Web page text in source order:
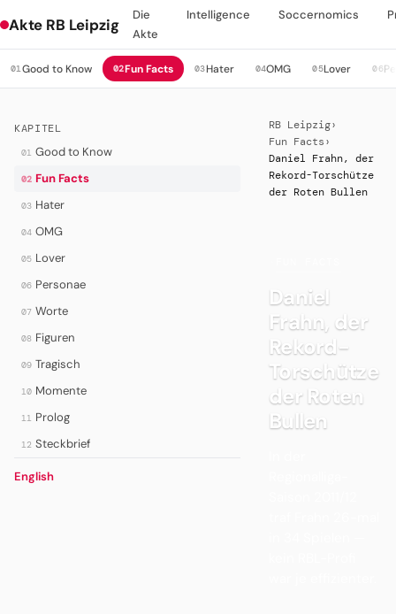
Akte RB Leipzig
Die
Akte
Intelligence Soccernomics
01Good to Know 02Fun Facts 03Hater 04OMG 05Lover 06
KAPITEL
01 Good to Know
02 Fun Facts
03 Hater
04 OMG
05 Lover
06 Personae
07 Worte
08 Figuren
09 Tragisch
10 Momente
11 Prolog
12 Steckbrief
English
RB Leipzig›
Fun Facts ›
Daniel Frahn, der
Rekord-Torschütze
der Roten Bullen
Daniel
Frahn, der
Rekord-
Torschütze
der Roten
Bullen